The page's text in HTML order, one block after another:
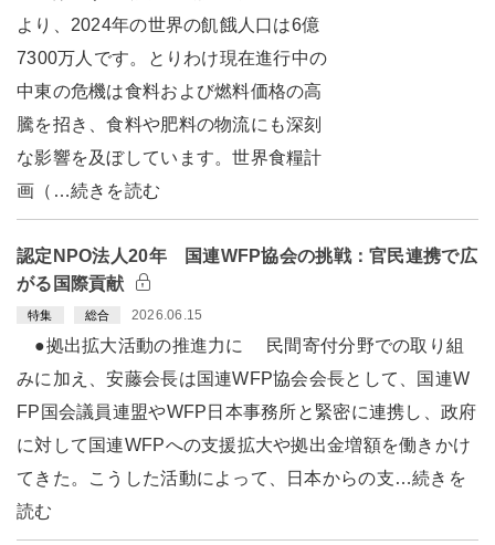
より、2024年の世界の飢餓人口は6億
7300万人です。とりわけ現在進行中の
中東の危機は食料および燃料価格の高
騰を招き、食料や肥料の物流にも深刻
な影響を及ぼしています。世界食糧計
画（…続きを読む
認定NPO法人20年 国連WFP協会の挑戦：官民連携で広
がる国際貢献
特集 総合 2026.06.15
●拠出拡大活動の推進力に 民間寄付分野での取り組
みに加え、安藤会長は国連WFP協会会長として、国連W
FP国会議員連盟やWFP日本事務所と緊密に連携し、政府
に対して国連WFPへの支援拡大や拠出金増額を働きかけ
てきた。こうした活動によって、日本からの支…続きを
読む